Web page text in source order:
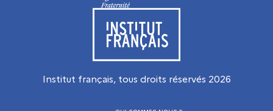
Visiter le site de l’Institut français
Institut français, tous droits réservés 2026